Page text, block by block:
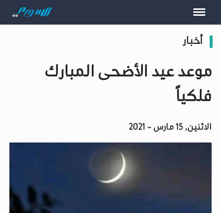
أخبار
موعد عيد الأضحى المبارك
فلكياً
الاثنين, 15 مارس - 2021